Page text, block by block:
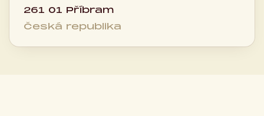
261 01 Příbram
Česká republika